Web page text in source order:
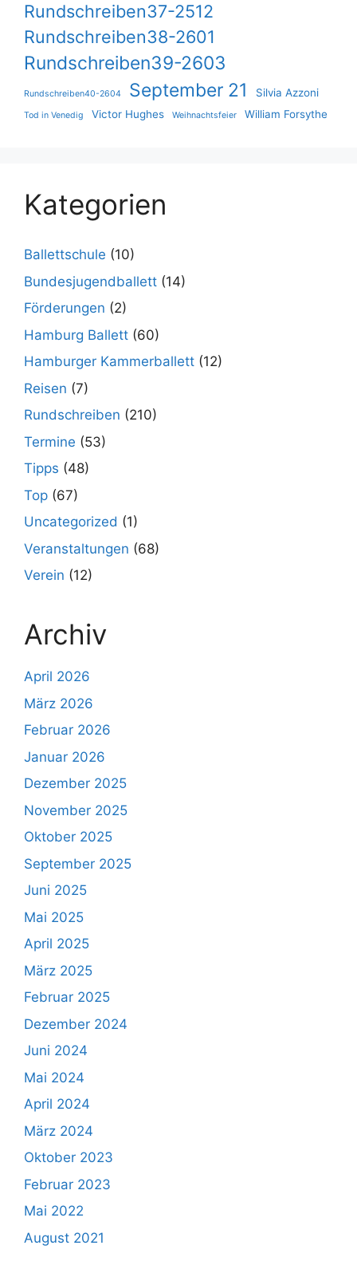
Rundschreiben37-2512
Rundschreiben38-2601
Rundschreiben39-2603
Rundschreiben40-2604 September 21 Silvia Azzoni
Tod in Venedig Victor Hughes Weihnachtsfeier William Forsythe
Kategorien
Ballettschule (10)
Bundesjugendballett (14)
Förderungen (2)
Hamburg Ballett (60)
Hamburger Kammerballett (12)
Reisen (7)
Rundschreiben (210)
Termine (53)
Tipps (48)
Top (67)
Uncategorized (1)
Veranstaltungen (68)
Verein (12)
Archiv
April 2026
März 2026
Februar 2026
Januar 2026
Dezember 2025
November 2025
Oktober 2025
September 2025
Juni 2025
Mai 2025
April 2025
März 2025
Februar 2025
Dezember 2024
Juni 2024
Mai 2024
April 2024
März 2024
Oktober 2023
Februar 2023
Mai 2022
August 2021